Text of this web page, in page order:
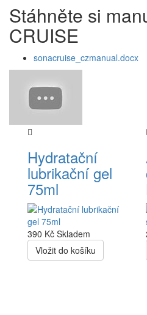
Stáhněte si
CRUISE
sonacruise_czmanual.docx
Hydratační
lubrikační gel
75ml
390 Kč Skladem
Vložit do košíku